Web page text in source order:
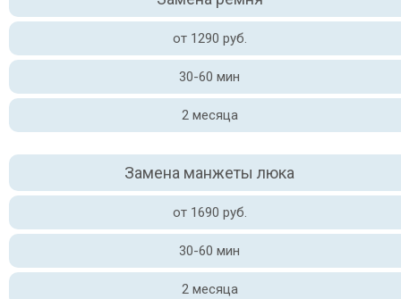
от 1290 руб.
30-60 мин
2 месяца
Замена манжеты люка
от 1690 руб.
30-60 мин
2 месяца